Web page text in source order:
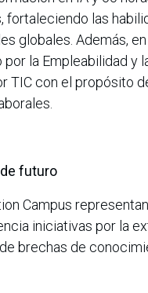
las
globales. Además,
la Empleabilidad y
con el propósito
futuro
Campus
iniciativas por la
brechas de